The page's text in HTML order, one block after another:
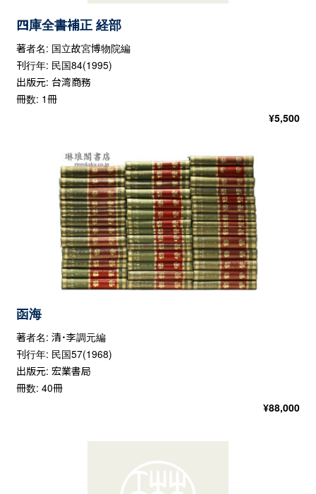
四庫全書補正 経部
著者名: 国立故宮博物院編
刊行年: 民国84(1995)
出版元: 台湾商務
冊数: 1冊
¥5,500
函海
著者名: 清・李調元編
刊行年: 民国57(1968)
出版元: 宏業書局
冊数: 40冊
¥88,000